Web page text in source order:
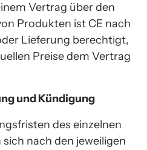
Vertrag über den
Produkten ist CE nach
Lieferung berechtigt,
Preise dem Vertrag
und Kündigung
des einzelnen
nach den jeweiligen